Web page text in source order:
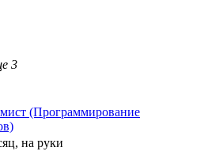
3
(Программирование
на руки